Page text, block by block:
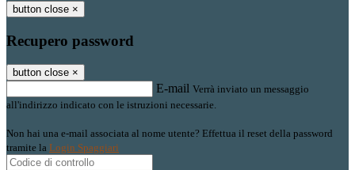
button close ×
Recupero password
button close ×
E-mail Verrà inviato un messaggio
all'indirizzo indicato con le istruzioni necessarie.
Non hai una e-mail associata al nome utente? Effettua il reset della password
tramite la Login Spaggiari